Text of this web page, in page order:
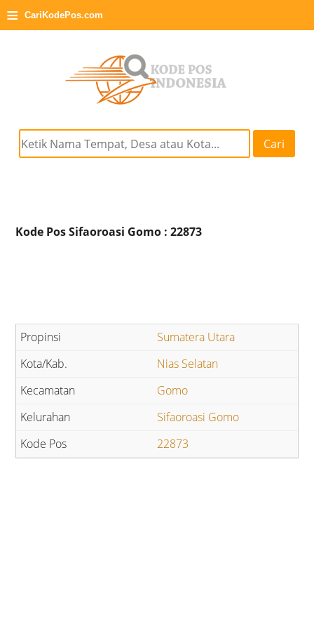
≡ CariKodePos.com
Cari
Kode Pos Sifaoroasi Gomo : 22873
Sumatera Utara
Nias Selatan
Gomo
Sifaoroasi Gomo
22873